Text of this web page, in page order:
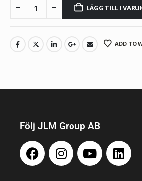
LÄGG TILL I
ADD TO
Följ JLM Group AB